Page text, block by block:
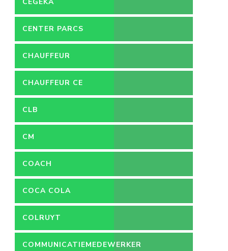
CENTER PARCS
CHAUFFEUR
CHAUFFEUR CE
CLB
CM
COACH
COCA COLA
COLRUYT
COMMUNICATIEMEDEWERKER